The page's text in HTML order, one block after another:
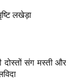
लखेड़ा
दोस्तों संग मस्ती और